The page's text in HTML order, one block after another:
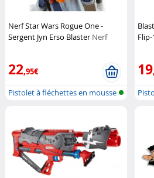
Nerf Star Wars Rogue One -
Sergent Jyn Erso Blaster Nerf
22,95€
Pistolet à fléchettes en mousse
19